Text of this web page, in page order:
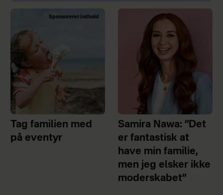
Sponsoreret indhold
Tag familien med
på eventyr
Samira Nawa: ”Det
er fantastisk at
have min familie,
men jeg elsker ikke
moderskabet”